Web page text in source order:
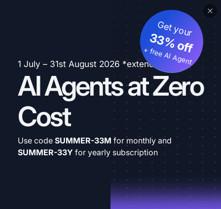
1 July – 31st August 2026 *extended
AI Agents at Zero
Cost
Get your
33% off
+ free AI Agent
Use code SUMMER-33M for monthly and
SUMMER-33Y for yearly subscription